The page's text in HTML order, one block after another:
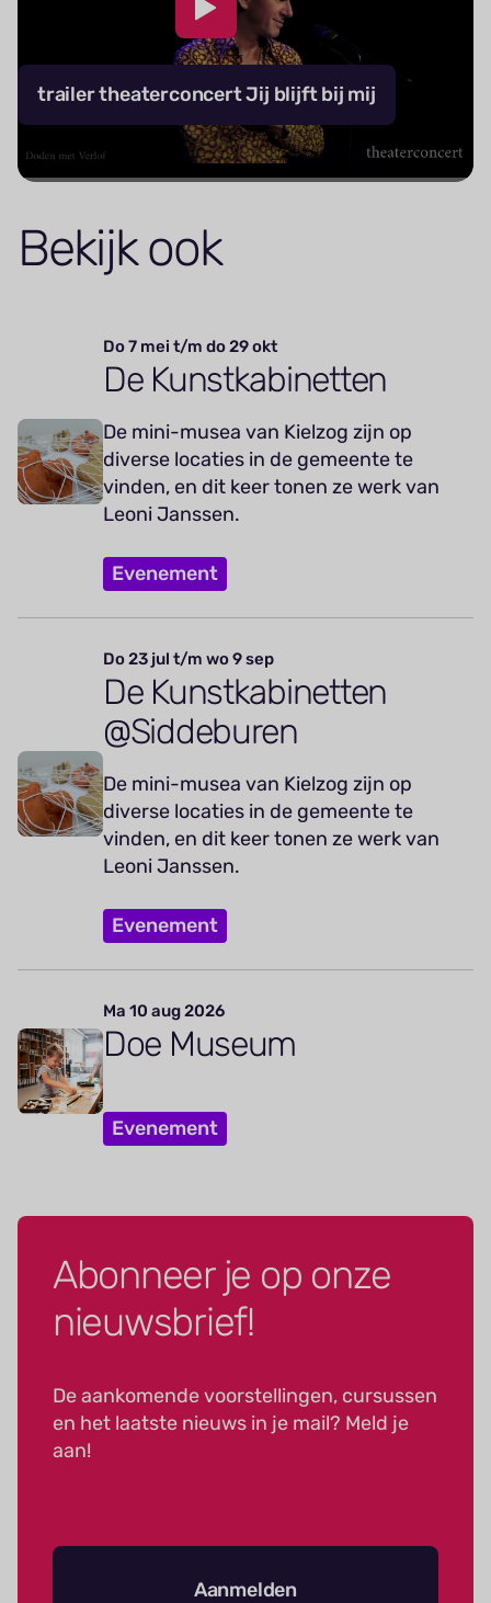
trailer theaterconcert Jij blijft bij mij
Bekijk ook
Do 7 mei t/m do 29 okt
De Kunstkabinetten
De mini-musea van Kielzog zijn op
diverse locaties in de gemeente te
vinden, en dit keer tonen ze werk van
Leoni Janssen.
Evenement
Do 23 jul t/m wo 9 sep
De Kunstkabinetten
@Siddeburen
De mini-musea van Kielzog zijn op
diverse locaties in de gemeente te
vinden, en dit keer tonen ze werk van
Leoni Janssen.
Evenement
Ma 10 aug 2026
Doe Museum
Evenement
Abonneer je op onze
nieuwsbrief!
De aankomende voorstellingen, cursussen
en het laatste nieuws in je mail? Meld je
aan!
Aanmelden